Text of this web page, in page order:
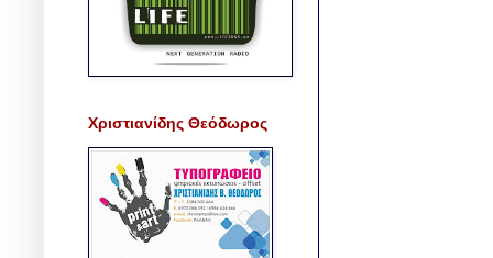
Χριστιανίδης Θεόδωρος